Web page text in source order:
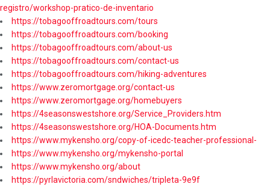
registro/workshop-pratico-de-inventario
https://tobagooffroadtours.com/tours
https://tobagooffroadtours.com/booking
https://tobagooffroadtours.com/about-us
https://tobagooffroadtours.com/contact-us
https://tobagooffroadtours.com/hiking-adventures
https://www.zeromortgage.org/contact-us
https://www.zeromortgage.org/homebuyers
https://4seasonswestshore.org/Service_Providers.htm
https://4seasonswestshore.org/HOA-Documents.htm
https://www.mykensho.org/copy-of-icedc-teacher-professional-
https://www.mykensho.org/mykensho-portal
https://www.mykensho.org/about
https://pyrlavictoria.com/sndwiches/tripleta-9e9f